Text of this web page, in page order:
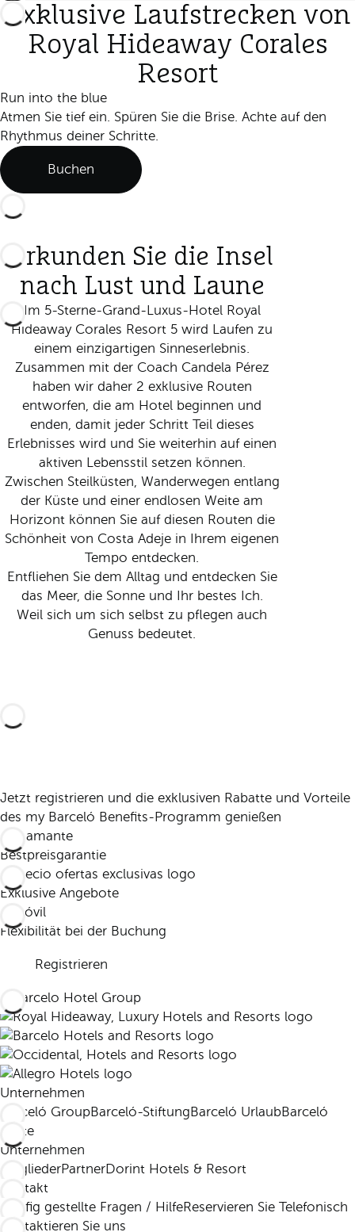
Exklusive Laufstrecken von
Royal Hideaway Corales
Resort
Run into the blue
Atmen Sie tief ein. Spüren Sie die Brise. Achte auf den
Rhythmus deiner Schritte.
Buchen
Erkunden Sie die Insel
nach Lust und Laune
Im 5-Sterne-Grand-Luxus-Hotel Royal
Hideaway Corales Resort 5 wird Laufen zu
einem einzigartigen Sinneserlebnis.
Zusammen mit der Coach Candela Pérez
haben wir daher 2 exklusive Routen
entworfen, die am Hotel beginnen und
enden, damit jeder Schritt Teil dieses
Erlebnisses wird und Sie weiterhin auf einen
aktiven Lebensstil setzen können.
Zwischen Steilküsten, Wanderwegen entlang
der Küste und einer endlosen Weite am
Horizont können Sie auf diesen Routen die
Schönheit von Costa Adeje in Ihrem eigenen
Tempo entdecken.
Entfliehen Sie dem Alltag und entdecken Sie
das Meer, die Sonne und Ihr bestes Ich.
Weil sich um sich selbst zu pflegen auch
Genuss bedeutet.
Jetzt registrieren und die exklusiven Rabatte und Vorteile
des my Barceló Benefits-Programm genießen
Bestpreisgarantie
Exklusive Angebote
Flexibilität bei der Buchung
Registrieren
Unternehmen
Barceló GroupBarceló-StiftungBarceló UrlaubBarceló
Leute
Unternehmen
MitgliederPartnerDorint Hotels & Resort
Kontakt
Häufig gestellte Fragen / HilfeReservieren Sie Telefonisch
Kontaktieren Sie uns